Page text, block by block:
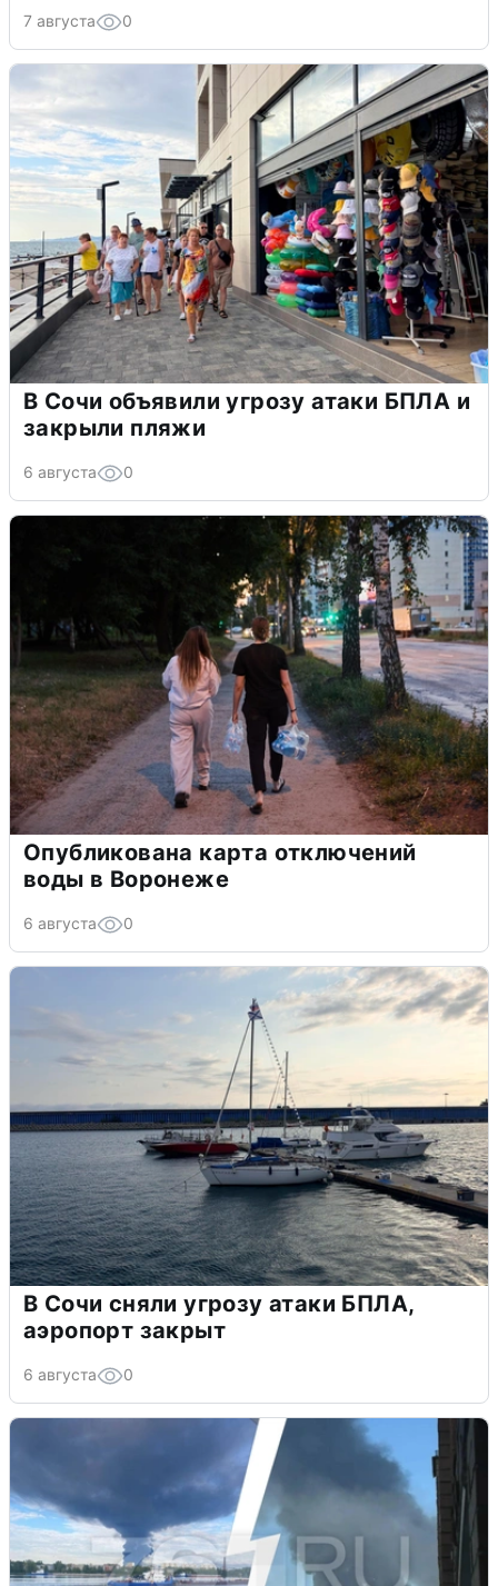
7 августа 0
В Сочи объявили угрозу атаки БПЛА и
закрыли пляжи
6 августа 0
Опубликована карта отключений
воды в Воронеже
6 августа 0
В Сочи сняли угрозу атаки БПЛА,
аэропорт закрыт
6 августа 0